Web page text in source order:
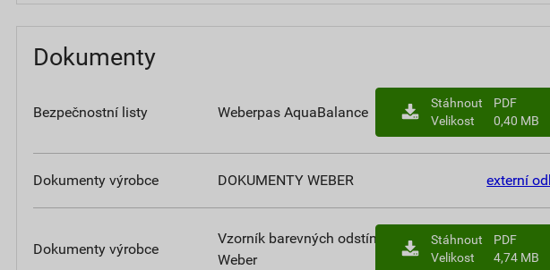
Dokumenty
Bezpečnostní listy Weberpas AquaBalance
Stáhnout
PDF
Velikost
0,40 MB
Dokumenty výrobce DOKUMENTY WEBER externí
Dokumenty výrobce
Vzorník barevných odstínů
Weber
Stáhnout
PDF
Velikost
4,74 MB